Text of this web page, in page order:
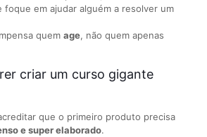
foque em ajudar alguém a resolver um
quem age, não quem apenas
criar um curso gigante
que o primeiro produto precisa
e super elaborado.